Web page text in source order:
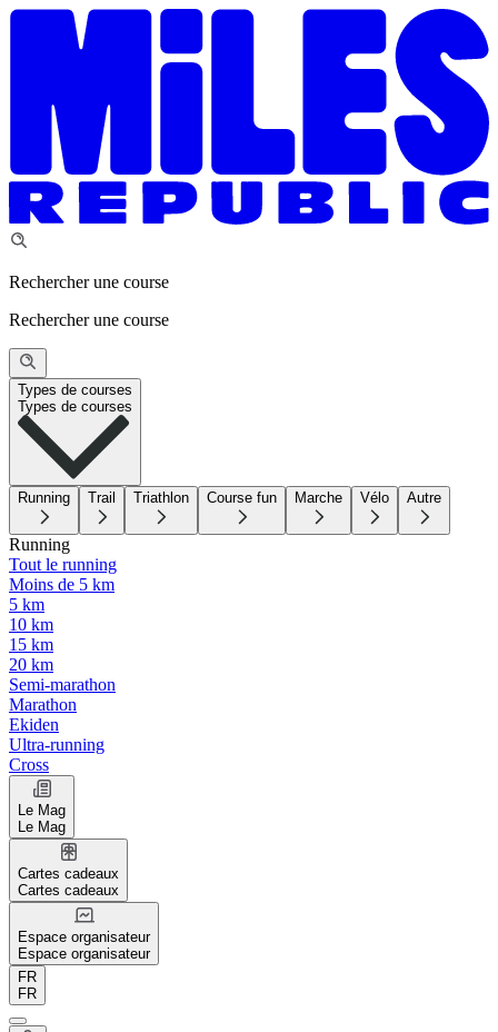
Rechercher une course
Rechercher une course
Types de courses
Types de courses
Running Trail Triathlon Course fun Marche Vélo Autre
Running
Tout le running
Moins de 5 km
5 km
10 km
15 km
20 km
Semi-marathon
Marathon
Ekiden
Ultra-running
Cross
Le Mag
Le Mag
Cartes cadeaux
Cartes cadeaux
Espace organisateur
Espace organisateur
FR
FR